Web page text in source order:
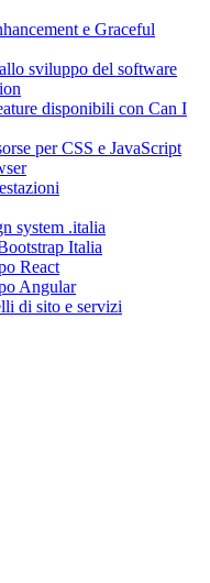
e Graceful
sviluppo del software
disponibili con Can I
per CSS e JavaScript
system .italia
Italia
React
Angular
di sito e servizi